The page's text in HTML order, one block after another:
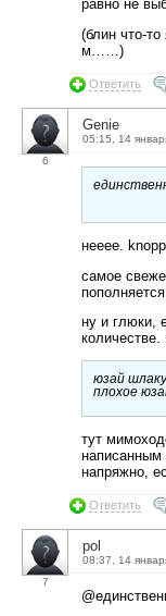
равно не
(блин что-
м……)
Ответить
6
Genie
05:15, 14
нееее.
самое
ну и глюки,
количестве.
юзай
плохое
тут
написанным
напряжно,
Ответить
7
pol
08:37, 14